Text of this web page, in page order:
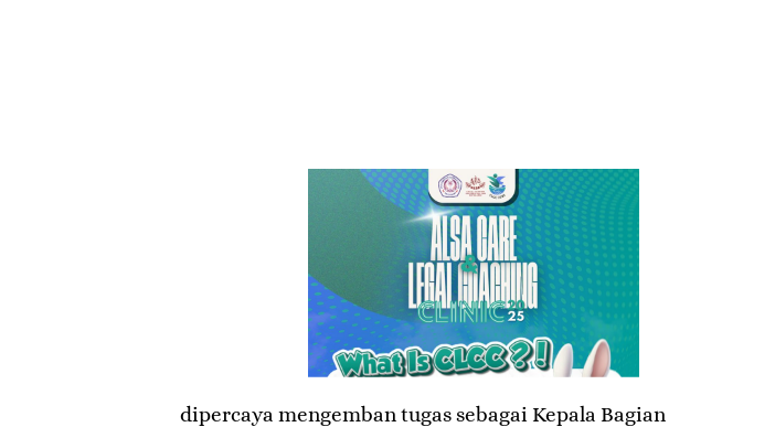
dipercaya mengemban tugas sebagai Kepala Bagian